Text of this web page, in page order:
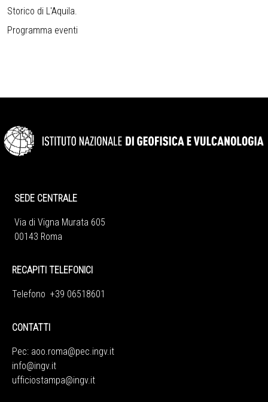
Storico di L'Aquila.
Programma eventi
SEDE CENTRALE
Via di Vigna Murata 605
00143 Roma
RECAPITI TELEFONICI
Telefono +39 06518601
CONTATTI
Pec: aoo.roma@pec.ingv.it
info@ingv.it
ufficiostampa@ingv.it